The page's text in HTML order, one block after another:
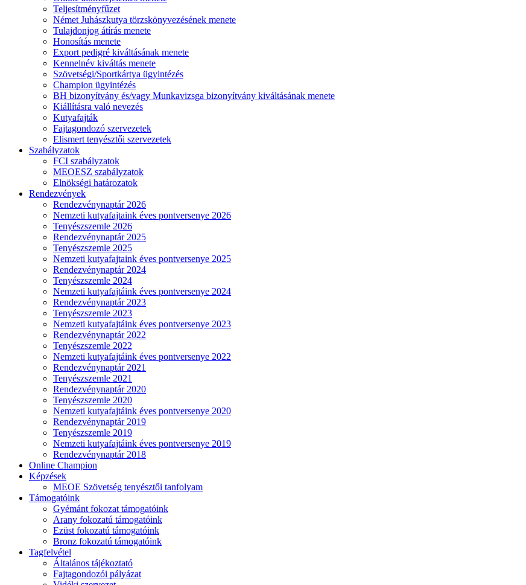
Teljesítményfűzet
Német Juhászkutya törzskönyvezésének menete
Tulajdonjog átírás menete
Honosítás menete
Export pedigré kiváltásának menete
Kennelnév kiváltás menete
Szövetségi/Sportkártya ügyintézés
Champion ügyintézés
BH bizonyítvány és/vagy Munkavizsga bizonyítvány kiváltásának menete
Kiállításra való nevezés
Kutyafajták
Fajtagondozó szervezetek
Elismert tenyésztői szervezetek
Szabályzatok
FCI szabályzatok
MEOESZ szabályzatok
Elnökségi határozatok
Rendezvények
Rendezvénynaptár 2026
Nemzeti kutyafajtaink éves pontversenye 2026
Tenyészszemle 2026
Rendezvénynaptár 2025
Tenyészszemle 2025
Nemzeti kutyafajtaink éves pontversenye 2025
Rendezvénynaptár 2024
Tenyészszemle 2024
Nemzeti kutyafajtáink éves pontversenye 2024
Rendezvénynaptár 2023
Tenyészszemle 2023
Nemzeti kutyafajtáink éves pontversenye 2023
Rendezvénynaptár 2022
Tenyészszemle 2022
Nemzeti kutyafajtáink éves pontversenye 2022
Rendezvénynaptár 2021
Tenyészszemle 2021
Rendezvénynaptár 2020
Tenyészszemle 2020
Nemzeti kutyafajtáink éves pontversenye 2020
Rendezvénynaptár 2019
Tenyészszemle 2019
Nemzeti kutyafajtáink éves pontversenye 2019
Rendezvénynaptár 2018
Online Champion
Képzések
MEOE Szövetség tenyésztői tanfolyam
Támogatóink
Gyémánt fokozat támogatóink
Arany fokozatú támogatóink
Ezüst fokozatú támogatóink
Bronz fokozatú támogatóink
Tagfelvétel
Általános tájékoztató
Fajtagondozói pályázat